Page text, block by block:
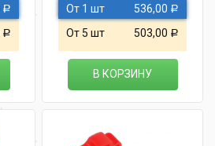
Р
Р
От 1 шт 536,00 Р
От 5 шт 503,00 Р
В КОРЗИНУ